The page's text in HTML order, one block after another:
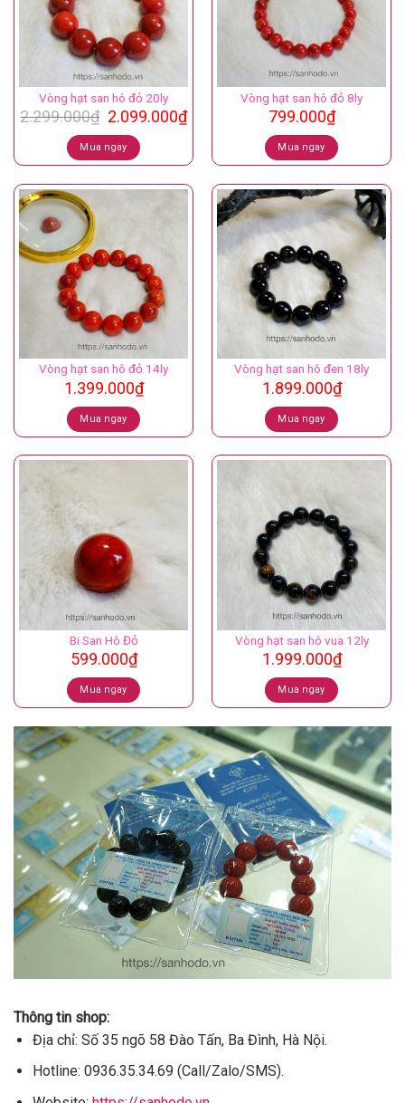
Vòng hạt san hô đỏ 20ly
2.299.000₫ Giá
gốc
là:
2.299.000₫.
2.099.000₫Giá
là:
2.099.000₫.
Mua ngay
Vòng hạt san hô đỏ 8ly
799.000₫
Mua ngay
Vòng hạt san hô đỏ 14ly
1.399.000₫
Mua ngay
Vòng hạt san hô đen 18ly
1.899.000₫
Mua ngay
Bi San Hô Đỏ
599.000₫
Mua ngay
Vòng hạt san hô vua 12ly
1.999.000₫
Mua ngay
Thông tin shop:
Địa chỉ: Số 35 ngõ 58 Đào Tấn, Ba Đình, Hà Nội.
Hotline: 0936.35.34.69 (Call/Zalo/SMS).